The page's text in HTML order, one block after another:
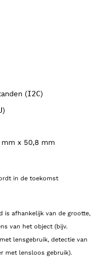
(I2C)
)
mm x 50,8 mm
in de toekomst
is afhankelijk van de grootte,
van het object (bijv.
lensgebruik, detectie van
met lensloos gebruik).